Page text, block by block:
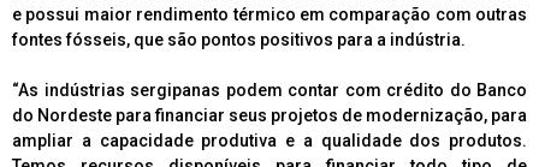
e possui maior rendimento térmico em comparação com outras
fontes fósseis, que são pontos positivos para a indústria.
“As indústrias sergipanas podem contar com crédito do Banco
do Nordeste para financiar seus projetos de modernização, para
ampliar a capacidade produtiva e a qualidade dos produtos.